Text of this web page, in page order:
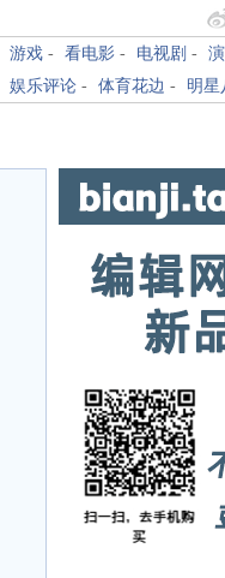
游戏 - 看电影 - 电视剧 -
娱乐评论 - 体育花边 - 明星